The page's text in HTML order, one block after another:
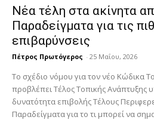
Νέα τέλη στα ακίνητα
Παραδείγματα για τις
επιβαρύνσεις
Πέτρος Πρωτόγερος - 25 Μαΐου, 2026
Το σχέδιο νόμου για τον νέο Κώδικα
προβλέπει Τέλος Τοπικής Ανάπτυξης
δυνατότητα επιβολής Τέλους
Παραδείγματα για το τι μπορεί να